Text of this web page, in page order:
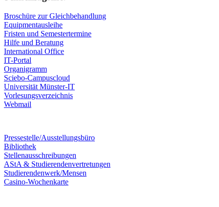
Broschüre zur Gleichbehandlung
Equipmentausleihe
Fristen und Semestertermine
Hilfe und Beratung
International Office
IT-Portal
Organigramm
Sciebo-Campuscloud
Universität Münster-IT
Vorlesungsverzeichnis
Webmail
Pressestelle/Ausstellungsbüro
Bibliothek
Stellenausschreibungen
AStA & Studierendenvertretungen
Studierendenwerk/Mensen
Casino-Wochenkarte